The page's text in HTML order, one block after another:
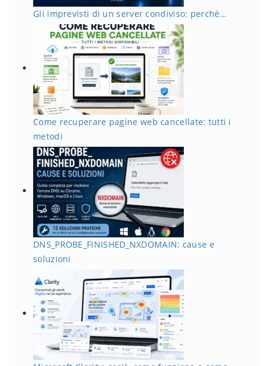
Gli imprevisti di un server condiviso: perché…
Come recuperare pagine web cancellate: tutti i
metodi
DNS_PROBE_FINISHED_NXDOMAIN: cause e
soluzioni